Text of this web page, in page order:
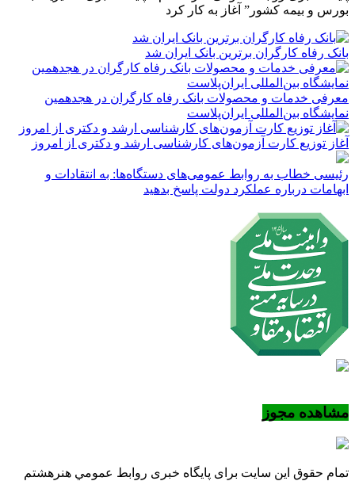
بورس و بیمه کشور” آغاز به کار کرد
بانک رفاه کارگران برترین بانک ایران شد
معرفی خدمات و محصولات بانک رفاه کارگران در هجدهمین
نمایشگاه بین‌المللی ایران‌پلاست
آغاز توزیع کارت آزمون‌های کارشناسی ارشد و دکتری از امروز
رئیسی خطاب به روابط عمومی‌های دستگاه‌ها: به انتقادات و
ابهامات درباره عملکرد دولت پاسخ بدهید
مشاهده مجوز
تمام حقوق این سایت برای پایگاه خبری روابط عمومي هنرهشتم